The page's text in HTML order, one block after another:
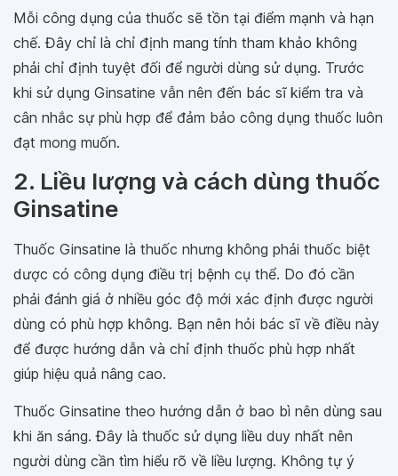
Mỗi công dụng của thuốc sẽ tồn tại điểm mạnh và hạn
chế. Đây chỉ là chỉ định mang tính tham khảo không
phải chỉ định tuyệt đối để người dùng sử dụng. Trước
khi sử dụng Ginsatine vẫn nên đến bác sĩ kiểm tra và
cân nhắc sự phù hợp để đảm bảo công dụng thuốc luôn
đạt mong muốn.
2. Liều lượng và cách dùng thuốc
Ginsatine
Thuốc Ginsatine là thuốc nhưng không phải thuốc biệt
dược có công dụng điều trị bệnh cụ thể. Do đó cần
phải đánh giá ở nhiều góc độ mới xác định được người
dùng có phù hợp không. Bạn nên hỏi bác sĩ về điều này
để được hướng dẫn và chỉ định thuốc phù hợp nhất
giúp hiệu quả nâng cao.
Thuốc Ginsatine theo hướng dẫn ở bao bì nên dùng sau
khi ăn sáng. Đây là thuốc sử dụng liều duy nhất nên
người dùng cần tìm hiểu rõ về liều lượng. Không tự ý